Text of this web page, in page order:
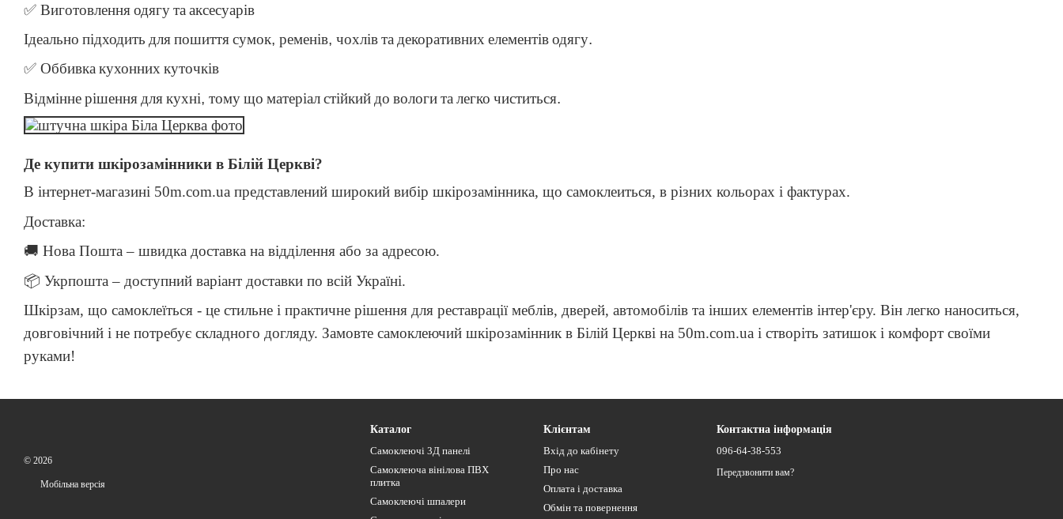
✅ Виготовленняодягута аксесуарів
Ідеально підходить дляпошиттясумок, ременів, чохлівта декоративних елементіводягу.
✅ Оббивкакухоннихкуточків
Відміннерішення длякухні, томущо матеріалстійкий до вологита легко чиститься.
Де купити шкірозамінники в Білій Церкві?
В інтернет-магазині 50m.com.ua представлений широкий вибір шкірозамінника, що самоклеиться, в різних кольорах і фактурах.
Доставка:
🚚 Нова Пошта – швидка доставка на відділення або за адресою.
📦 Укрпошта – доступний варіант доставки по всій Україні.
Шкірзам, що самоклеїться - це стильне і практичне рішення для реставрації меблів, дверей, автомобілів та інших елементів інтер'єру. Він легко наноситься,
довговічний і не потребує складного догляду. Замовте самоклеючий шкірозамінник в Білій Церкві на 50m.com.ua і створіть затишок і комфорт своїми
руками!
© 2026
Мобільна версія
Каталог
Самоклеючі 3Д панелі
Самоклеюча вінілова ПВХ
плитка
Самоклеючі шпалери
Клієнтам
Вхід до кабінету
Про нас
Оплата і доставка
Обмін та повернення
Контактна інформація
096-64-38-553
Передзвонити вам?